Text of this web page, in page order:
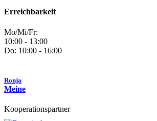
Erreichbarkeit
Mo/Mi/Fr:
10:00 - 13:00
Do: 10:00 - 16:00
Ronja
Meine
Kooperationspartner